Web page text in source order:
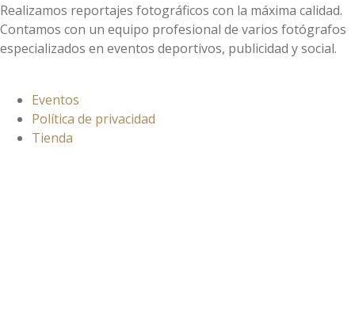
Realizamos reportajes fotográficos con la máxima calidad.
Contamos con un equipo profesional de varios fotógrafos
especializados en eventos deportivos, publicidad y social.
Eventos
Política de privacidad
Tienda